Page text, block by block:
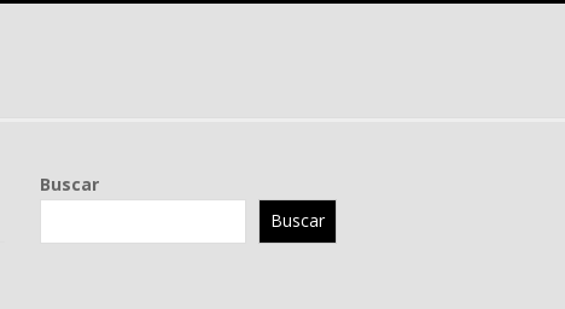
Buscar
Buscar